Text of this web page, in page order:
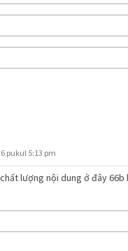
pukul 5:13 pm
lượng nội dung ở đây 66b